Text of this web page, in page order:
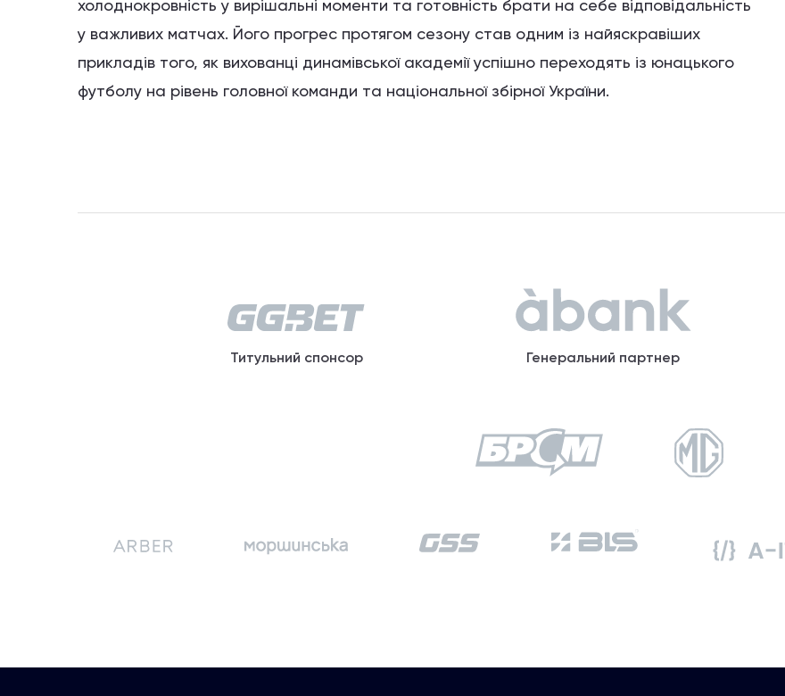
холоднокровність у вирішальні моменти та готовність брати на себе відповідальність
у важливих матчах. Його прогрес протягом сезону став одним із найяскравіших
прикладів того, як вихованці динамівської академії успішно переходять із юнацького
футболу на рівень головної команди та національної збірної України.
Титульний спонсор Генеральний партнер